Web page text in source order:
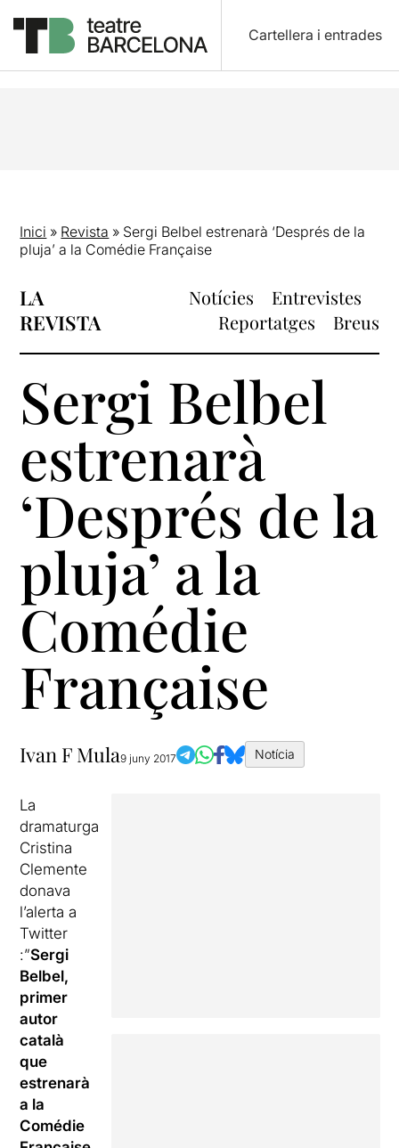
Cartellera i entrades
Inici » Revista » Sergi Belbel estrenarà ‘Després de la
pluja’ a la Comédie Française
LA
REVISTA
Notícies
Entrevistes
Reportatges
Breus
Sergi Belbel
estrenarà
‘Després de la
pluja’ a la
Comédie
Française
Ivan F Mula9 juny 2017 Notícia
La
dramaturga
Cristina
Clemente
donava
l’alerta a
Twitter
:”Sergi
Belbel,
primer
autor
català
que
estrenarà
a la
Comédie